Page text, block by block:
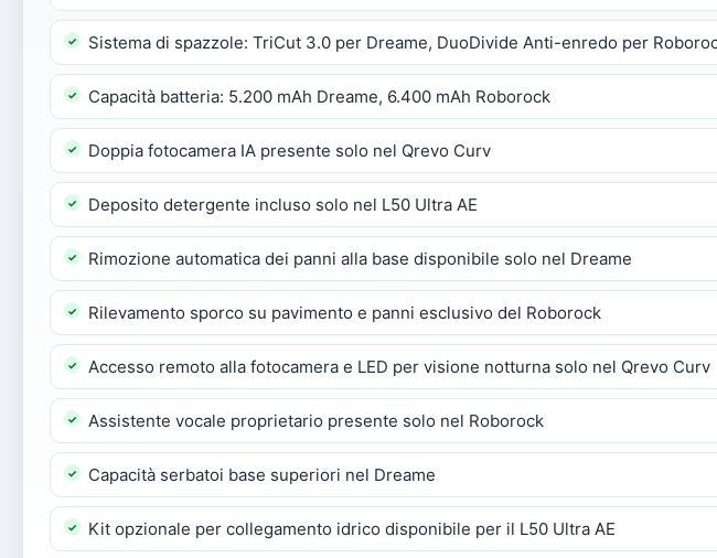
Sistema di spazzole: TriCut 3.0 per Dreame, DuoDivide Anti-enredo per
Capacità batteria: 5.200 mAh Dreame, 6.400 mAh Roborock
Doppia fotocamera IA presente solo nel Qrevo Curv
Deposito detergente incluso solo nel L50 Ultra AE
Rimozione automatica dei panni alla base disponibile solo nel Dreame
Rilevamento sporco su pavimento e panni esclusivo del Roborock
Accesso remoto alla fotocamera e LED per visione notturna solo nel Qrevo Curv
Assistente vocale proprietario presente solo nel Roborock
Capacità serbatoi base superiori nel Dreame
Kit opzionale per collegamento idrico disponibile per il L50 Ultra AE